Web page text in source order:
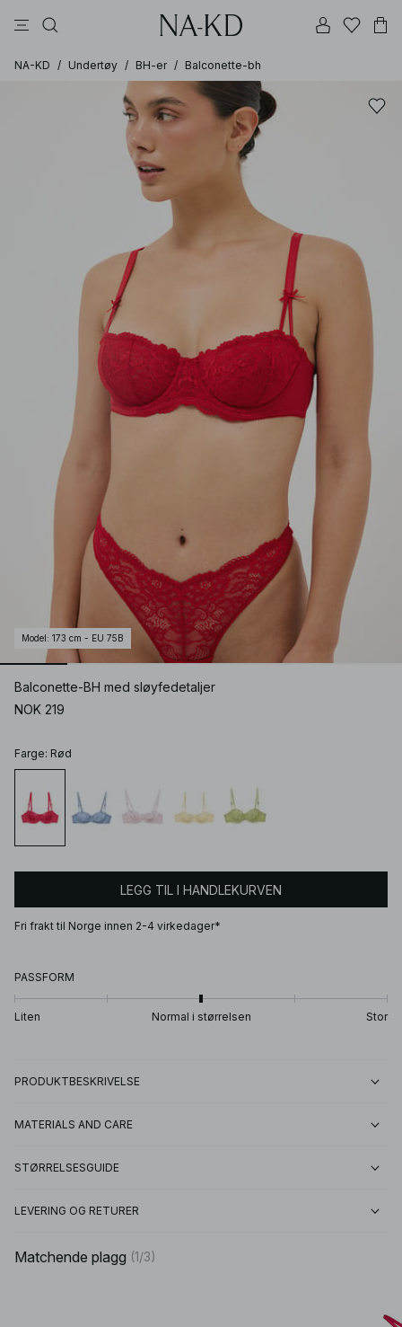
NA-KD / Undertøy / BH-er / Balconette-bh
Model : 173 cm - EU 75B
Balconette-BH med sløyfedetaljer
NOK 219
Farge: Rød
LEGG TIL I HANDLEKURVEN
Fri frakt til Norge innen 2-4 virkedager*
PASSFORM
Liten Normal i størrelsen Stor
PRODUKTBESKRIVELSE
MATERIALS AND CARE
STØRRELSESGUIDE
LEVERING OG RETURER
Matchende plagg (1/3)